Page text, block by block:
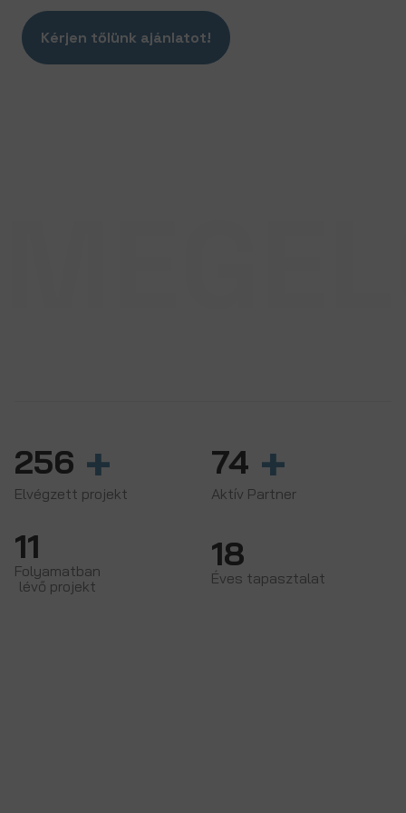
Kérjen tőlünk ajánlatot!
256 +
Elvégzett projekt
74 +
Aktív Partner
11
Folyamatban
lévő projekt
18
Éves tapasztalat